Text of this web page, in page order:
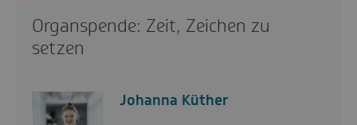
Organspende: Zeit, Zeichen zu
setzen
Johanna Küther